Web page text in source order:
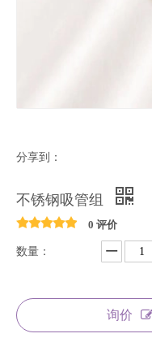
分享到：
不锈钢吸管组
0 评价
数量：
询价